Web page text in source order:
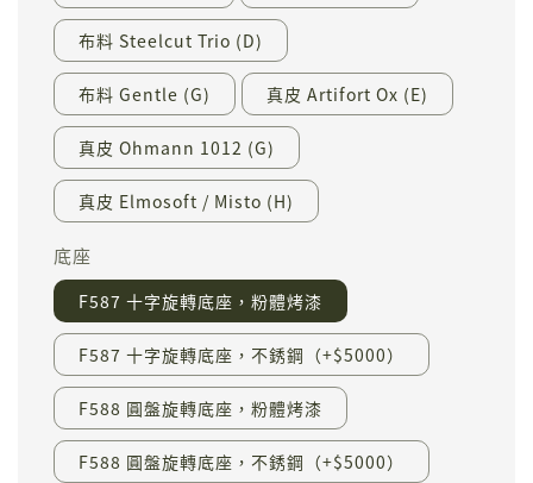
布料 Steelcut Trio (D)
布料 Gentle (G) 真皮 Artifort Ox (E)
真皮 Ohmann 1012 (G)
真皮 Elmosoft / Misto (H)
底座
F587 十字旋轉底座，粉體烤漆
F587 十字旋轉底座，不銹鋼（+$5000）
F588 圓盤旋轉底座，粉體烤漆
F588 圓盤旋轉底座，不銹鋼（+$5000）